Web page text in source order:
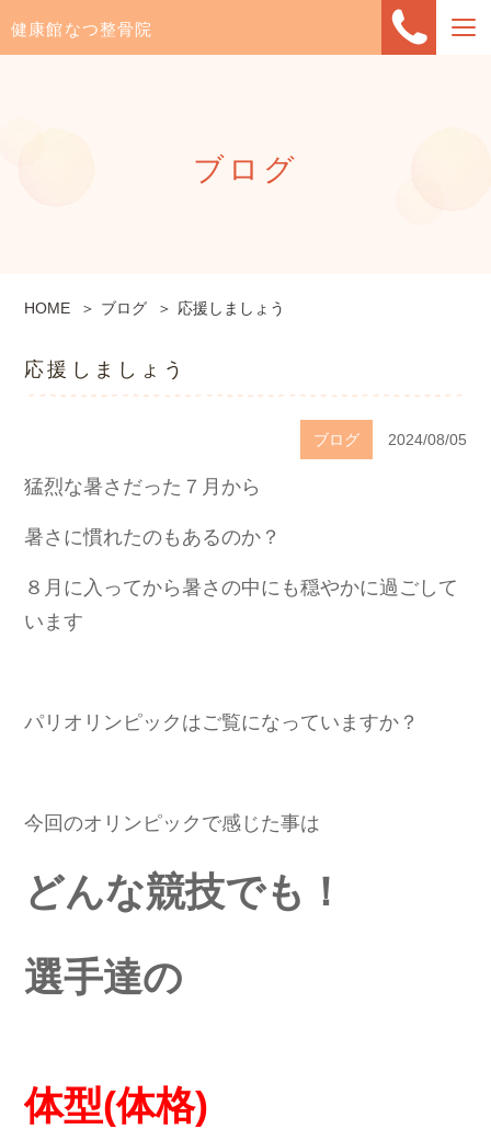
健康館なつ整骨院
ブログ
HOME ブログ 応援しましょう
応援しましょう
ブログ 2024/08/05
猛烈な暑さだった７月から
暑さに慣れたのもあるのか？
８月に入ってから暑さの中にも穏やかに過ごして
います
パリオリンピックはご覧になっていますか？
今回のオリンピックで感じた事は
どんな競技でも！
選手達の
体型(体格)